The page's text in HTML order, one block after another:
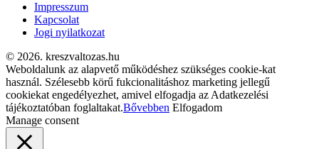
Impresszum
Kapcsolat
Jogi nyilatkozat
© 2026. kreszvaltozas.hu
Weboldalunk az alapvető működéshez szükséges cookie-kat
használ. Szélesebb körű fukcionalitáshoz marketing jellegű
cookiekat engedélyezhet, amivel elfogadja az Adatkezelési
tájékoztatóban foglaltakat.Bővebben Elfogadom
Manage consent